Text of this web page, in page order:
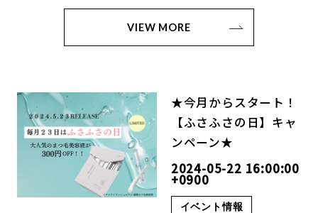
VIEW MORE
★今月からスタート！
【ふさふさの日】キャ
ンペーン★
2024-05-22 16:00:00
+0900
イベント情報